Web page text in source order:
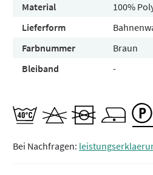
Material
100%
Lieferform
Farbnummer
Braun
Bleiband
-
Bei Nachfragen: